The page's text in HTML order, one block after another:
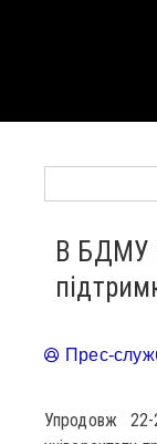
В БДМУ
Прес-
Упродовж 22-